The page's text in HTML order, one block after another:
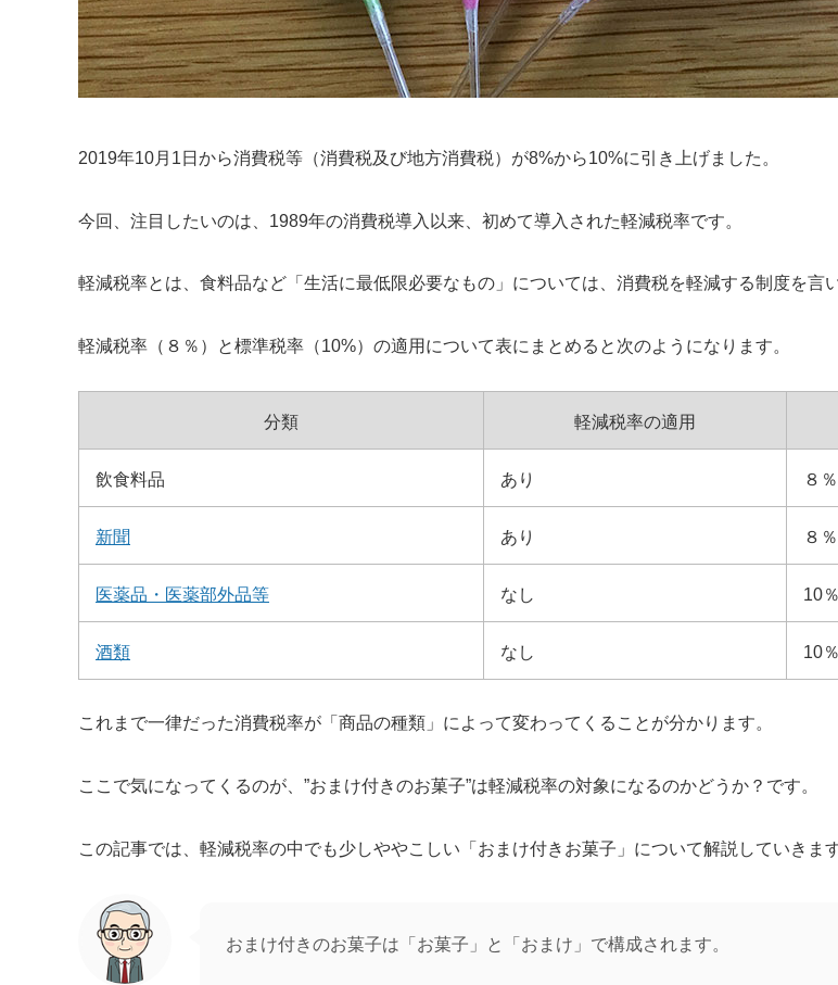
2019年10月1日から消費税等（消費税及び地方消費税）が8%から10%に引き上げました。
今回、注目したいのは、1989年の消費税導入以来、初めて導入された軽減税率です。
軽減税率とは、食料品など「生活に最低限必要なもの」については、消費税を軽減する制度を言い
軽減税率（８％）と標準税率（10%）の適用について表にまとめると次のようになります。
分類 軽減税率の適用
飲食料品 あり ８％
新聞 あり ８％
医薬品・医薬部外品等 なし 10％
酒類 なし 10％
これまで一律だった消費税率が「商品の種類」によって変わってくることが分かります。
ここで気になってくるのが、”おまけ付きのお菓子”は軽減税率の対象になるのかどうか？です。
この記事では、軽減税率の中でも少しややこしい「おまけ付きお菓子」について解説していきます
おまけ付きのお菓子は「お菓子」と「おまけ」で構成されます。